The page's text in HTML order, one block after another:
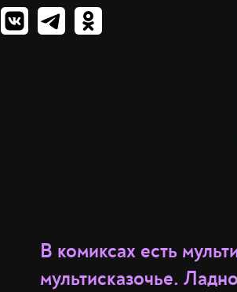
В комиксах есть
мультисказочье.